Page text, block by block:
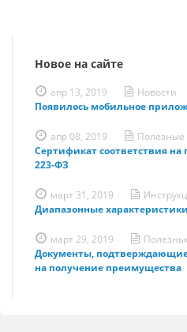
Новое на сайте
апр 13, 2019
Новости
Появилось мобильное
апр 08, 2019
Полезные
Сертификат соответствия
223-ФЗ
март 31, 2019
Диапазонные
март 29, 2019
Документы,
на получение преимущества